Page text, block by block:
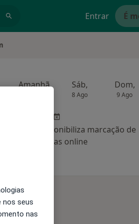
Entrar É
Amanhã Sáb,
8 Ago
Dom,
9 Ago
não disponibiliza marcação de
consultas online
nos seus
nas